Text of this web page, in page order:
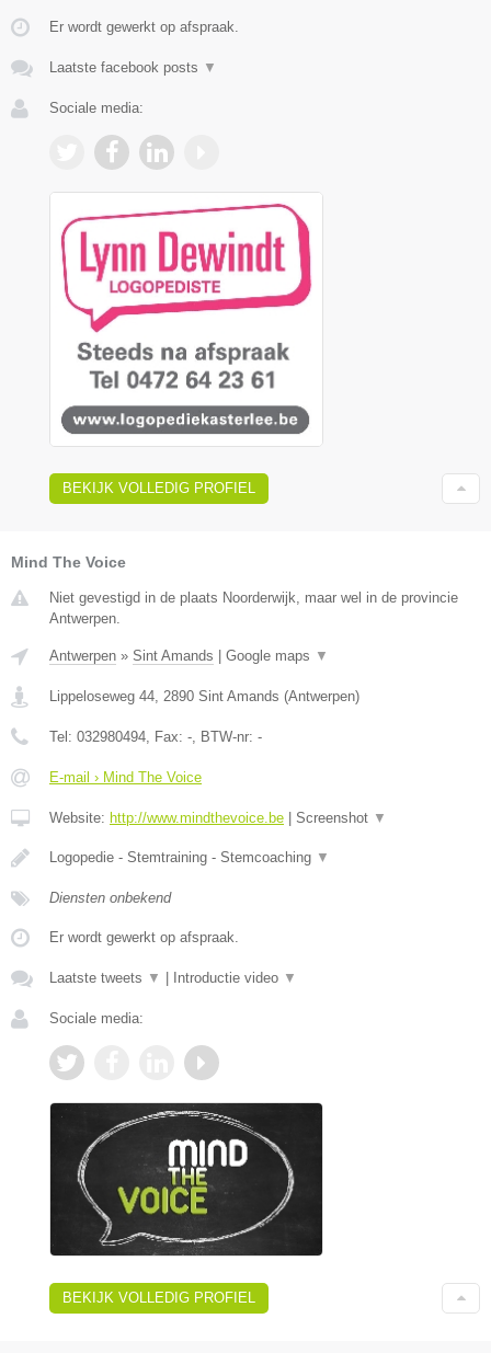
Er wordt gewerkt op afspraak.
Laatste facebook posts ▼
Sociale media:
BEKIJK VOLLEDIG PROFIEL
Mind The Voice
Niet gevestigd in de plaats Noorderwijk, maar wel in de provincie
Antwerpen.
Antwerpen » Sint Amands Google maps ▼
Lippeloseweg 44 2890 Sint Amands (Antwerpen)
Tel: 032980494 , Fax: - , BTW-nr: -
E-mail › Mind The Voice
Website: http://www.mindthevoice.be Screenshot ▼
Logopedie - Stemtraining - Stemcoaching ▼
Diensten onbekend
Er wordt gewerkt op afspraak.
Laatste tweets ▼ Introductie video ▼
Sociale media:
BEKIJK VOLLEDIG PROFIEL